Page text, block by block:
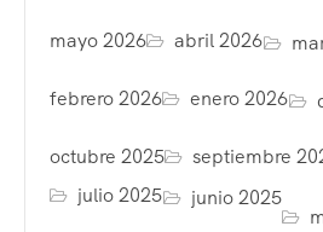
mayo 2026 abril 2026
febrero 2026 enero 2026
octubre 2025 septiembre
julio 2025
junio 2025